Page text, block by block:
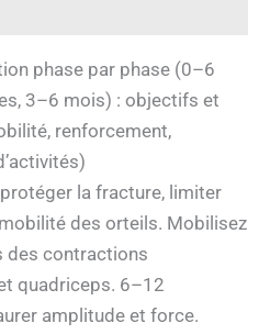
phase par phase (0–6
3–6 mois) : objectifs et
renforcement,
la fracture, limiter
des orteils. Mobilisez
des contractions
quadriceps. 6–12
amplitude et force.